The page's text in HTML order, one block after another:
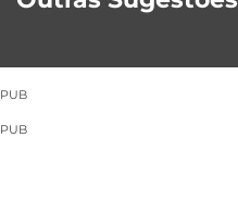
PUB
PUB